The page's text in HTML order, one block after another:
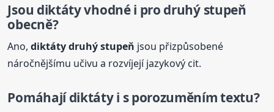
Jsou diktátyvhodné i pro druhý stupeň
obecně?
Ano,diktátydruhý stupeň jsou přizpůsobené
náročnějšímu učivu a rozvíjejí jazykový cit.
Pomáhajídiktátyi s porozuměním textu?